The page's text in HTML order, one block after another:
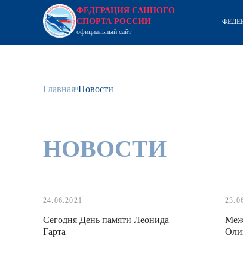
ФЕДЕРАЦИЯ САННОГО
СПОРТА РОССИИ
официальный сайт
Главная Новости
НОВОСТИ
24.06.2021
Сегодня День памяти Леонида
Гарта